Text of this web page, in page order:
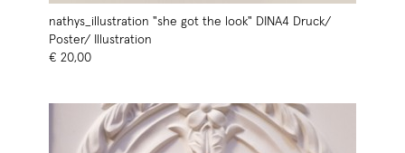
nathys_illustration "she got the look" DINA4 Druck/
Poster/ Illustration
€ 20,00